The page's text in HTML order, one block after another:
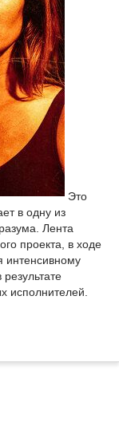
Это
в одну из
Лента
проекта, в ходе
интенсивному
исполнителей.